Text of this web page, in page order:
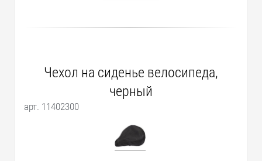
Чехол на сиденье велосипеда,
черный
арт. 11402300